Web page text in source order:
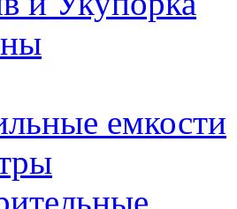
емкости